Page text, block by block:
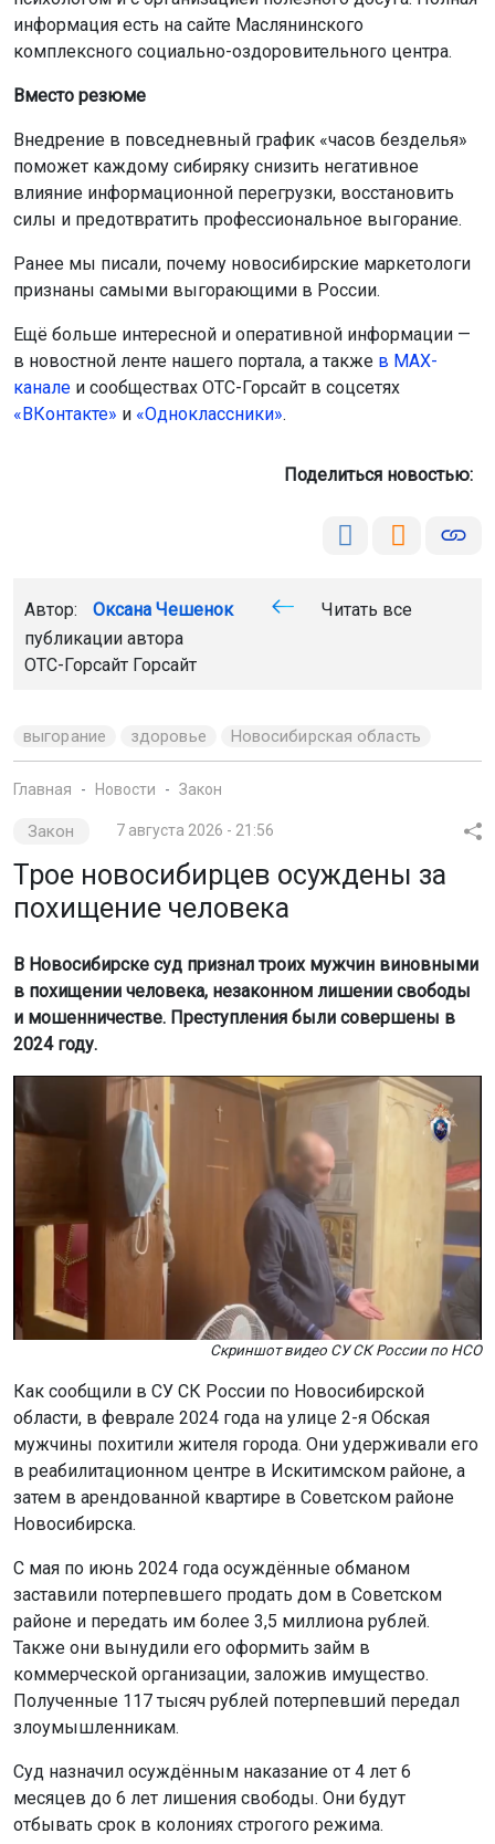
Ранее мы писали, почему новосибирские маркетологи
признаны самыми выгорающими в России.
Ещё больше интересной и оперативной информации —
в новостной ленте нашего портала, а также
в МАХ-
канале
и сообществах ОТС-Горсайт в соцсетях
«ВКонтакте» и «Одноклассники»
Автор: Оксана Чешенок
Читать все
публикации автора
Закон 7 августа 2026 - 21:56
Трое новосибирцев осуждены за
похищение человека
В Новосибирске суд признал троих мужчин виновными
в похищении человека, незаконном лишении свободы
и мошенничестве. Преступления были совершены в
Скриншот видео СУ СК России по НСО
Как сообщили в СУ СК России по Новосибирской
области, в феврале 2024 года на улице 2-я Обская
мужчины похитили жителя города. Они удерживали его
в реабилитационном центре в Искитимском районе, а
затем в арендованной квартире в Советском районе
Новосибирска.
С мая по июнь 2024 года осуждённые обманом
заставили потерпевшего продать дом в Советском
районе и передать им более 3,5 миллиона рублей.
Также они вынудили его оформить займ в
коммерческой организации, заложив имущество.
Полученные 117 тысяч рублей потерпевший передал
злоумышленникам.
Суд назначил осуждённым наказание от 4 лет 6
месяцев до 6 лет лишения свободы. Они будут
отбывать срок в колониях строгого режима.
Ранее четверых новосибирцев
задержали
за похищение человека.